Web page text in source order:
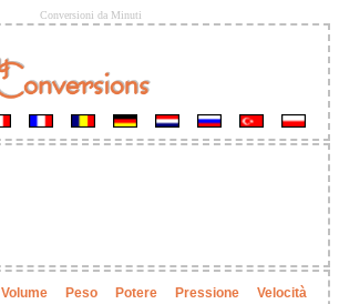
Conversioni da Minuti
Volume Peso Potere Pressione Velocità